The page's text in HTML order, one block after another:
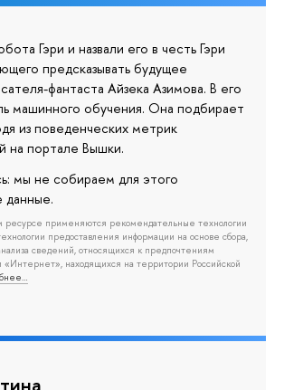
Гэри и назвали его в честь Гэри
предсказывать будущее
фантаста Айзека Азимова. В его
машинного обучения. Она подбирает
из поведенческих метрик
на портале Вышки.
мы не собираем для этого
данные.
ресурсе применяются рекомендательные технологии
предоставления информации на основе сбора,
сведений, относящихся к предпочтениям
«Интернет», находящихся на территории Российской